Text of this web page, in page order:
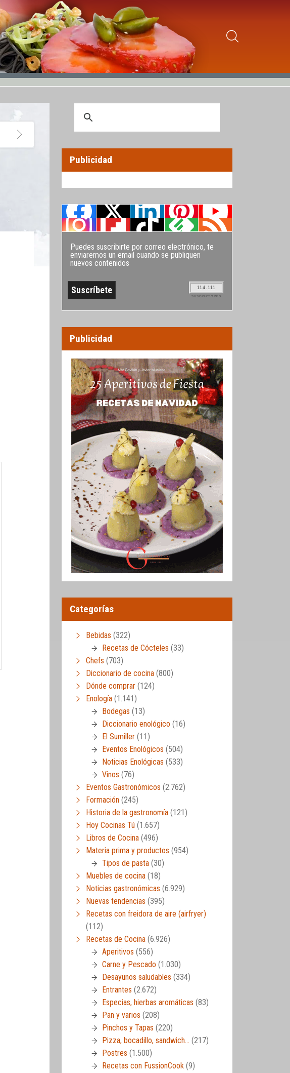
Publicidad
Puedes suscribirte por correo electrónico, te
enviaremos un email cuando se publiquen
nuevos contenidos
114.111
SUSCRIPTORES
Publicidad
Categorías
Bebidas (322)
Recetas de Cócteles (33)
Chefs (703)
Diccionario de cocina (800)
Dónde comprar (124)
Enología (1.141)
Bodegas (13)
Diccionario enológico (16)
El Sumiller (11)
Eventos Enológicos (504)
Noticias Enológicas (533)
Vinos (76)
Eventos Gastronómicos (2.762)
Formación (245)
Historia de la gastronomía (121)
Hoy Cocinas Tú (1.657)
Libros de Cocina (496)
Materia prima y productos (954)
Tipos de pasta (30)
Muebles de cocina (18)
Noticias gastronómicas (6.929)
Nuevas tendencias (395)
Recetas con freidora de aire (airfryer)
(112)
Recetas de Cocina (6.926)
Aperitivos (556)
Carne y Pescado (1.030)
Desayunos saludables (334)
Entrantes (2.672)
Especias, hierbas aromáticas (83)
Pan y varios (208)
Pinchos y Tapas (220)
Pizza, bocadillo, sandwich… (217)
Postres (1.500)
Recetas con FussionCook (9)